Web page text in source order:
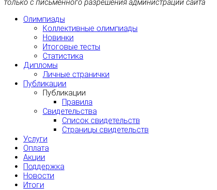
только с письменного разрешения администрации сайта
Олимпиады
Коллективные олимпиады
Новинки
Итоговые тесты
Статистика
Дипломы
Личные странички
Публикации
Публикации
Правила
Свидетельства
Список свидетельств
Страницы свидетельств
Услуги
Оплата
Акции
Поддержка
Новости
Итоги